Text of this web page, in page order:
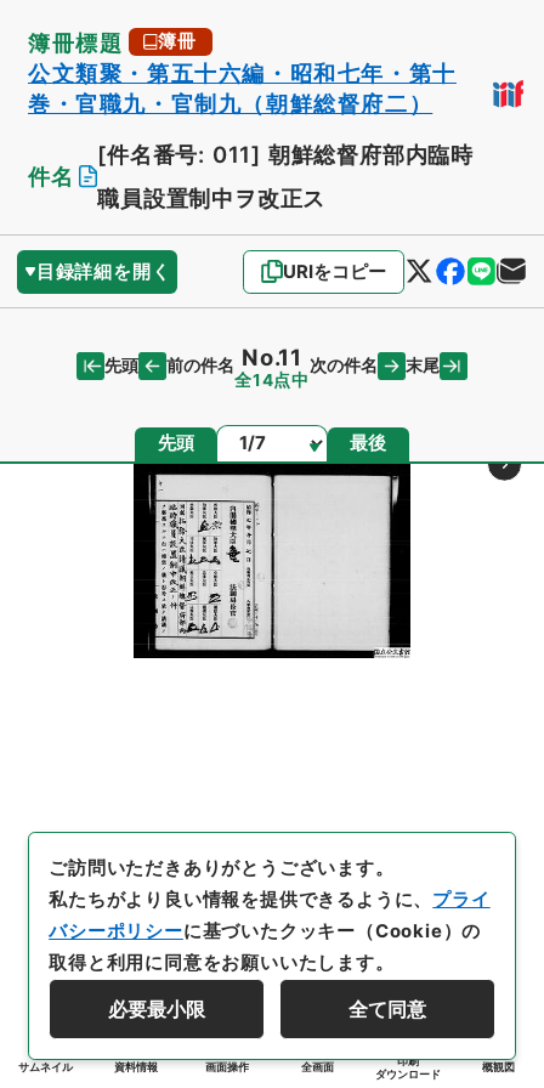
簿冊標題 簿冊
公文類聚・第五十六編・昭和七年・第十
巻・官職九・官制九（朝鮮総督府二）
件名
[件名番号: 011] 朝鮮総督府部内臨時
職員設置制中ヲ改正ス
目録詳細を開く URIをコピー
先頭 前の件名 No.11
全14点中
次の件名 末尾
先頭 ページ 最後
サムネイル 資料情報 画面操作 全画面
印刷
ダウンロード
概観図
ご訪問いただきありがとうございます。
私たちがより良い情報を提供できるように、 プライ
バシーポリシーに基づいたクッキー（Cookie）の
取得と利用に同意をお願いいたします。
必要最小限 全て同意